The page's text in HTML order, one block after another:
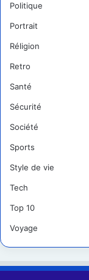
Politique
Portrait
Réligion
Retro
Santé
Sécurité
Société
Sports
Style de vie
Tech
Top 10
Voyage